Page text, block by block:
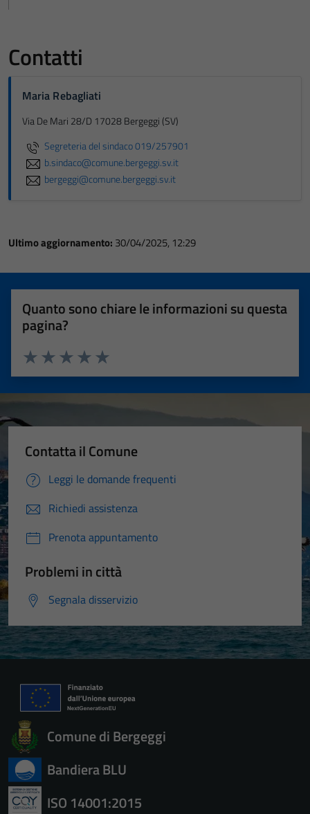
Contatti
Maria Rebagliati
Via De Mari 28/D 17028 Bergeggi (SV)
Segreteria del sindaco 019/257901
b.sindaco@comune.bergeggi.sv.it
bergeggi@comune.bergeggi.sv.it
Ultimo aggiornamento: 30/04/2025, 12:29
Quanto sono chiare le informazioni su questa
pagina?
Valuta 5 stelle su 5
Valuta 4 stelle su 5
Valuta 3 stelle su 5
Valuta 2 stelle su 5
Valuta 1 stelle su 5
Contatta il Comune
Leggi le domande frequenti
Richiedi assistenza
Prenota appuntamento
Problemi in città
Segnala disservizio
Comune di Bergeggi
Bandiera BLU
ISO 14001:2015